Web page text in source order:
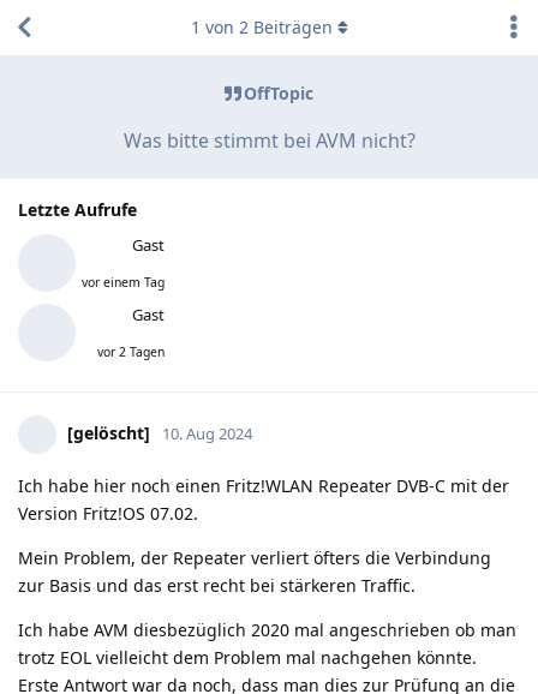
OffTopic
Was bitte stimmt bei AVM nicht?
Letzte Aufrufe
Gast
vor einem Tag
Gast
vor 2 Tagen
1 von 2Beiträgen
[gelöscht] 10. Aug 2024
Ich habe hier noch einen Fritz!WLAN Repeater DVB-C mit der
Version Fritz!OS 07.02.
Mein Problem, der Repeater verliert öfters die Verbindung
zur Basis und das erst recht bei stärkeren Traffic.
Ich habe AVM diesbezüglich 2020 mal angeschrieben ob man
trotz EOL vielleicht dem Problem mal nachgehen könnte.
Erste Antwort war da noch, dass man dies zur Prüfung an die